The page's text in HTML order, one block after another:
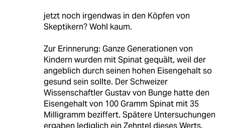
jetzt noch irgendwas in den Köpfen von
Skeptikern? Wohl kaum.
Zur Erinnerung: Ganze Generationen von
Kindern wurden mit Spinat gequält, weil der
angeblich durch seinen hohen Eisengehalt so
gesund sein sollte. Der Schweizer
Wissenschaftler Gustav von Bunge hatte den
Eisengehalt von 100 Gramm Spinat mit 35
Milligramm beziffert. Spätere Untersuchungen
ergaben lediglich ein Zehntel dieses Werts.